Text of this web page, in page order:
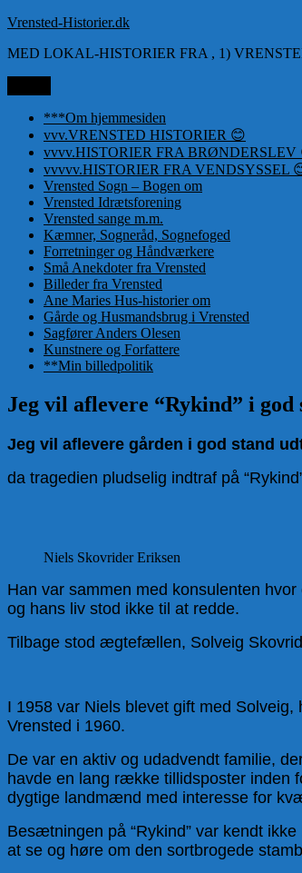
Videre
indhold
Vrensted-Historier.dk
MED LOKAL-HISTORIER FRA , 1)
***Om hjemmesiden
vvv.VRENSTED HISTORIER 😊
vvvv.HISTORIER FRA BRØNDERSLEV
vvvvv.HISTORIER FRA VENDSYSSEL
Vrensted Sogn – Bogen om
Vrensted Idrætsforening
Vrensted sange m.m.
Kæmner, Sogneråd, Sognefoged
Forretninger og Håndværkere
Små Anekdoter fra Vrensted
Billeder fra Vrensted
Ane Maries Hus-historier om
Gårde og Husmandsbrug i Vrensted
Sagfører Anders Olesen
Kunstnere og Forfattere
**Min billedpolitik
Jeg vil aflevere “Rykind” i god
Jeg vil aflevere gården i god stand
da tragedien pludselig indtraf på
Niels Skovrider Eriksen
Han var sammen med konsulenten
og hans liv stod ikke til at redde.
Tilbage stod ægtefællen, Solveig
I 1958 var Niels blevet gift med Solveig,
Vrensted i 1960.
De var en aktiv og udadvendt familie,
havde en lang række tillidsposter inden
dygtige landmænd med interesse for
Besætningen på “Rykind” var kendt
at se og høre om den sortbrogede